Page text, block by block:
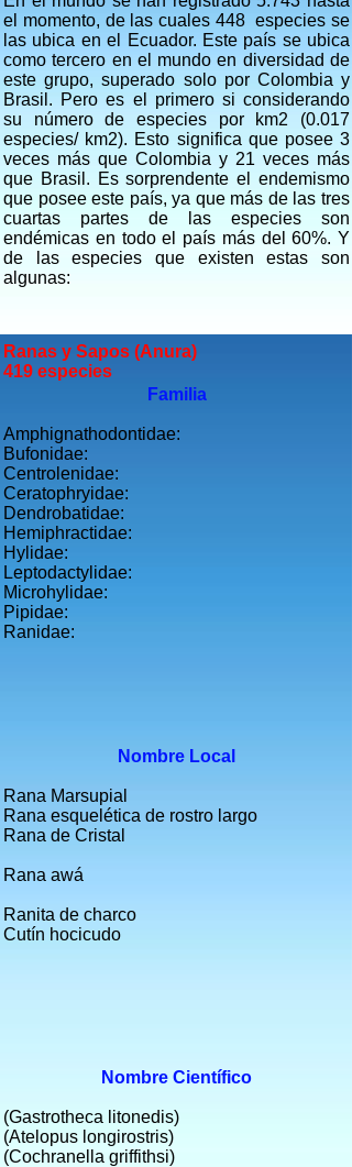
el momento, de las cuales 448 especies se
las ubica en el Ecuador. Este país se ubica
como tercero en el mundo en diversidad de
este grupo, superado solo por Colombia y
Brasil. Pero es el primero si considerando
su número de especies por km2 (0.017
especies/ km2). Esto significa que posee 3
veces más que Colombia y 21 veces más
que Brasil. Es sorprendente el endemismo
que posee este país, ya que más de las tres
cuartas partes de las especies son
endémicas en todo el país más del 60%. Y
de las especies que existen estas son
algunas:
Ranas y Sapos (Anura)
419 especies
Nombre Local
Rana Marsupial
Rana esquelética de rostro largo
Rana de Cristal
Rana awá
Ranita de charco
Cutín hocicudo
Nombre Científico
(Gastrotheca litonedis)
(Atelopus longirostris)
(Cochranella griffithsi)
Familia
Amphignathodontidae:
Bufonidae:
Centrolenidae:
Ceratophryidae:
Dendrobatidae:
Hemiphractidae:
Hylidae:
Leptodactylidae:
Microhylidae:
Pipidae:
Ranidae: